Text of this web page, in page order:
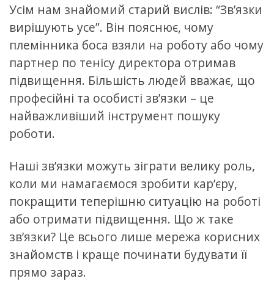
Усім нам знайомий старий вислів: “Зв’язки
вирішують усе”. Він пояснює, чому
племінника боса взяли на роботу або чому
партнер по тенісу директора отримав
підвищення. Більшість людей вважає, що
професійні та особисті зв’язки – це
найважливіший інструмент пошуку
роботи.
Наші зв’язки можуть зіграти велику роль,
коли ми намагаємося зробити кар’єру,
покращити теперішню ситуацію на роботі
або отримати підвищення. Що ж таке
зв’язки? Це всього лише мережа корисних
знайомств i краще починати будувати її
прямо зараз.